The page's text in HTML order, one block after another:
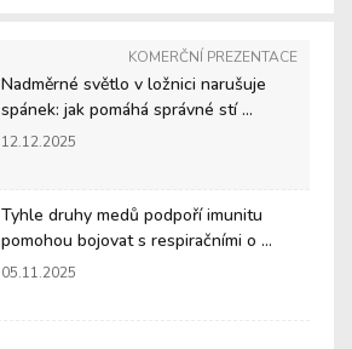
KOMERČNÍ PREZENTACE
Nadměrné světlo v ložnici narušuje
spánek: jak pomáhá správné stí ...
12.12.2025
Tyhle druhy medů podpoří imunitu
pomohou bojovat s respiračními o ...
05.11.2025